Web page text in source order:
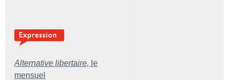
Alternative libertaire, le
mensuel